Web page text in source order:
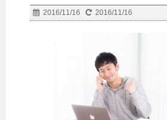
2016/11/16 2016/11/16